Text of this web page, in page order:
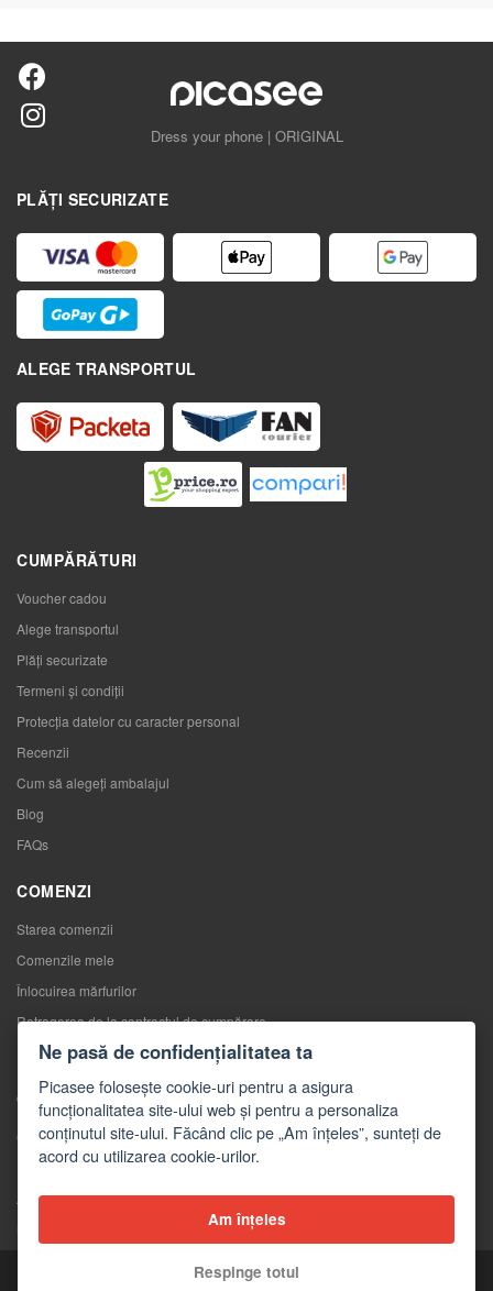
Dress your phone | ORIGINAL
PLĂȚI SECURIZATE
ALEGE TRANSPORTUL
CUMPĂRĂTURI
Voucher cadou
Alege transportul
Plăți securizate
Termeni și condiții
Protecția datelor cu caracter personal
Recenzii
Cum să alegeţi ambalajul
Blog
FAQs
COMENZI
Starea comenzii
Comenzile mele
Înlocuirea mărfurilor
Retragerea de la contractul de cumpărare
Reclamaţii
CONTACTE
Contacte
Formular de contact
Angro
Copyright © 2026 Picasee
Ne pasă de confidențialitatea ta
Picasee folosește cookie-uri pentru a asigura
funcționalitatea site-ului web și pentru a personaliza
conținutul site-ului. Făcând clic pe „Am înțeles”, sunteți de
acord cu utilizarea cookie-urilor.
Am înțeles
Respinge totul